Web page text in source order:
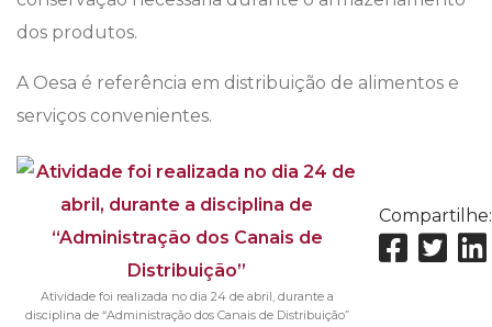
dos produtos.
A Oesa é referência em distribuição de alimentos e
serviços convenientes.
Atividade foi realizada no dia 24 de abril, durante a
disciplina de “Administração dos Canais de Distribuição”
Compartilhe: